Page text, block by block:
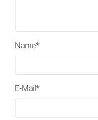
Name*
E-Mail *